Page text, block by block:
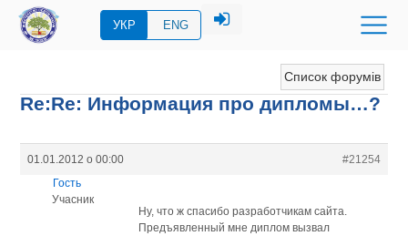
УКР ENG
Список форумів
Re:Re: Информация про дипломы…?
01.01.2012 о 00:00
#21254
Гость
Учасник
Ну, что ж спасибо разработчикам сайта.
Предъявленный мне диплом вызвал